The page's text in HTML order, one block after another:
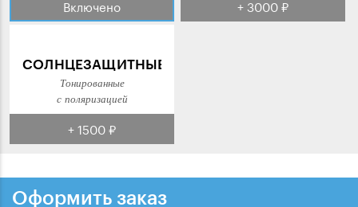
Включено + 3000 ₽
СОЛНЦЕЗАЩИТНЫЕ
Тонированные
с поляризацией
+ 1500 ₽
Оформить заказ